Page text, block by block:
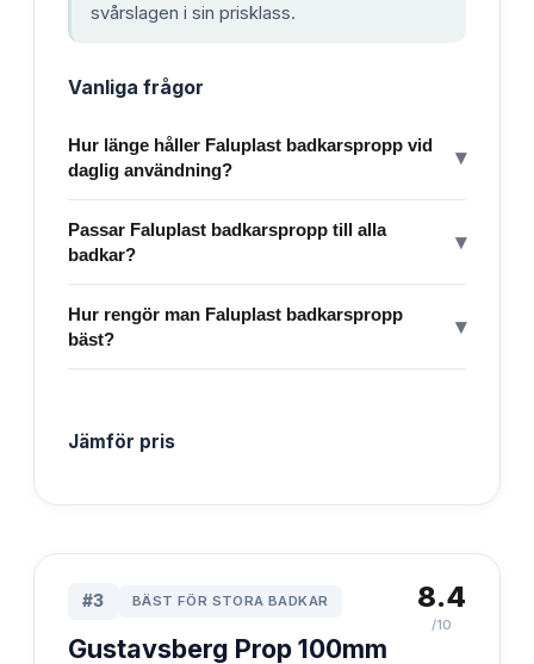
svårslagen i sin prisklass.
Vanliga frågor
Hur länge håller Faluplast badkarspropp vid
daglig användning?
▾
Passar Faluplast badkarspropp till alla
badkar?
▾
Hur rengör man Faluplast badkarspropp
bäst?
▾
Jämför pris
#3 BÄST FÖR STORA BADKAR
Gustavsberg Prop 100mm
8.4
/10